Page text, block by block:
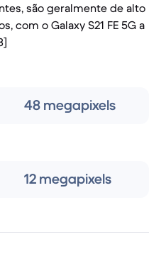
são geralmente de alto
com o Galaxy S21 FE 5G a
48 megapixels
12 megapixels